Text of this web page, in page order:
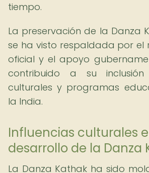
tiempo.
La preservación de la Danza
se ha visto respaldada por el
oficial y el apoyo
contribuido a su
culturales y programas
la India.
Influencias culturales
desarrollo de la Danza
La Danza Kathak ha sido